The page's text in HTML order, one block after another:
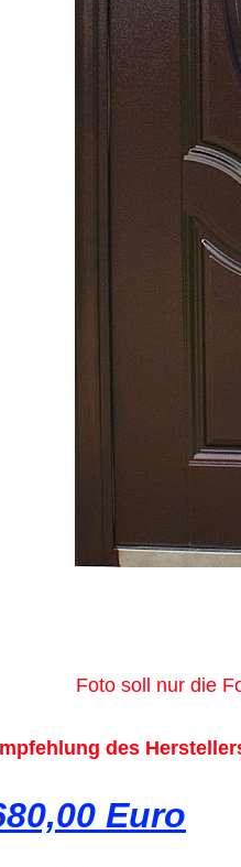
Foto soll nur die
des
Euro